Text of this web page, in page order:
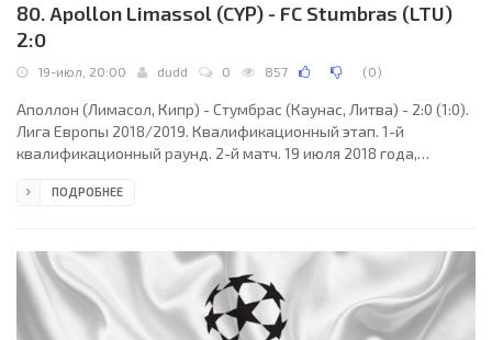
80. Apollon Limassol (CYP) - FC Stumbras (LTU)
2:0
19-июл, 20:00 dudd 0 857 (0)
Аполлон (Лимасол, Кипр) - Стумбрас (Каунас, Литва) - 2:0 (1:0).
Лига Европы 2018/2019. Квалификационный этап. 1-й
квалификационный раунд. 2-й матч. 19 июля 2018 года,
ГСП. 2556 зрителей (11 % при вместимости 22859). Главный
Крешник Цьяпи (Албания). Аполлон (Лимасол): 83. Бруну Вале
(ПОР); 17. Жоау Педру (ПОР), 44. Эктор Юсте
ПОДРОБНЕЕ